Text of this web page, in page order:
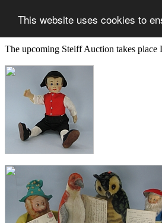
This website uses cookies to
The upcoming Steiff Auction takes place